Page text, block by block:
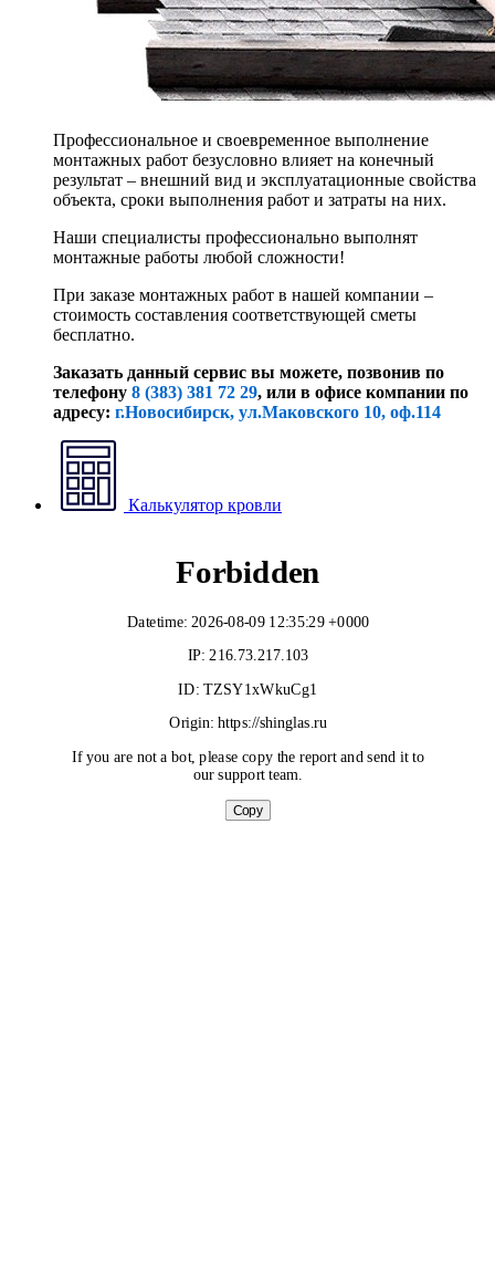
Профессиональное и своевременное выполнение
монтажных работ безусловно влияет на конечный
результат – внешний вид и эксплуатационные свойства
объекта, сроки выполнения работ и затраты на них.
Наши специалисты профессионально выполнят
монтажные работы любой сложности!
При заказе монтажных работ в нашей компании –
стоимость составления соответствующей сметы
бесплатно.
Заказать данный сервис вы можете, позвонив по
телефону 8 (383) 381 72 29, или в офисе компании по
адресу: г.Новосибирск, ул.Маковского 10, оф.114
Калькулятор кровли